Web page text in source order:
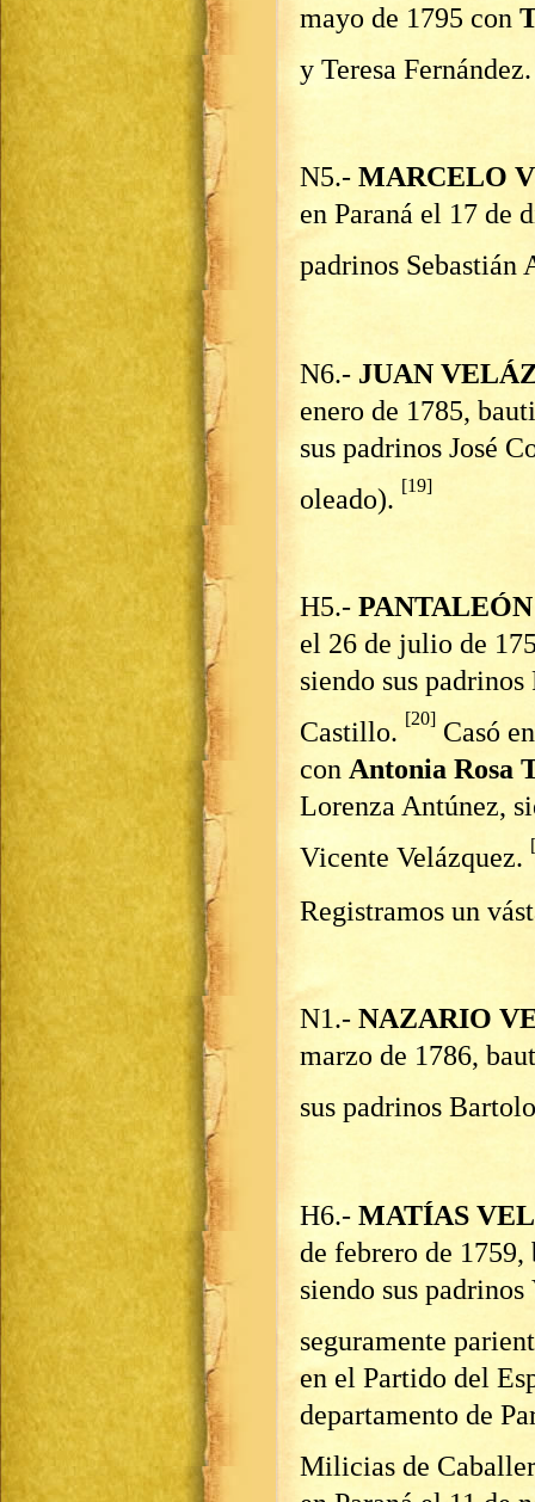
mayo de 1795 con
y Teresa
N5.- MARCELO
en Paraná el 17 de
padrinos
N6.- JUAN
enero de 1785,
sus padrinos José
oleado). [19]
H5.-
el 26 de julio de
siendo sus
Castillo. [20] Casó
con Antonia Rosa
Lorenza Antúnez,
Vicente Velázquez.
Registramos un
N1.- NAZARIO
marzo de 1786,
sus padrinos
H6.- MATÍAS
de febrero de
siendo sus
seguramente
en el Partido del
departamento de
Milicias de